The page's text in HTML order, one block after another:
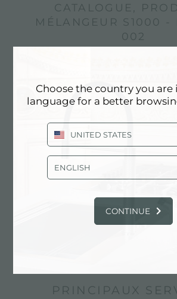
CATALOGUE,
MÉLANGEUR S1000 -
002
PRINCIPAUX
Choose the country you are
language for a better
UNITED STATES
ENGLISH
CONTINUE